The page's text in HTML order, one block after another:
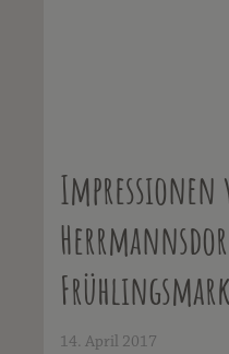
Impressionen
14. April 2017